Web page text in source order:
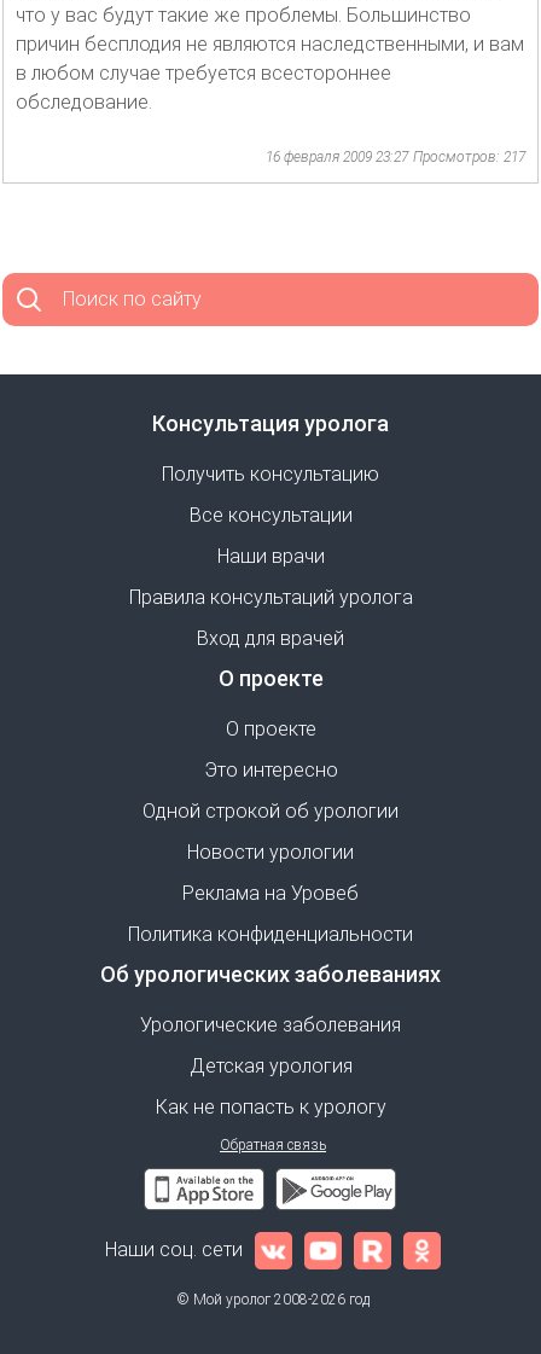
что у вас будут такие же проблемы. Большинство
причин бесплодия не являются наследственными, и вам
в любом случае требуется всестороннее
обследование.
16 февраля 2009 23:27 Просмотров: 217
Поиск по сайту
Консультация уролога
Получить консультацию
Все консультации
Наши врачи
Правила консультаций уролога
Вход для врачей
О проекте
О проекте
Это интересно
Одной строкой об урологии
Новости урологии
Реклама на Уровеб
Политика конфиденциальности
Об урологических заболеваниях
Урологические заболевания
Детская урология
Как не попасть к урологу
Обратная связь
Наши соц. сети
© Мой уролог 2008-2026 год